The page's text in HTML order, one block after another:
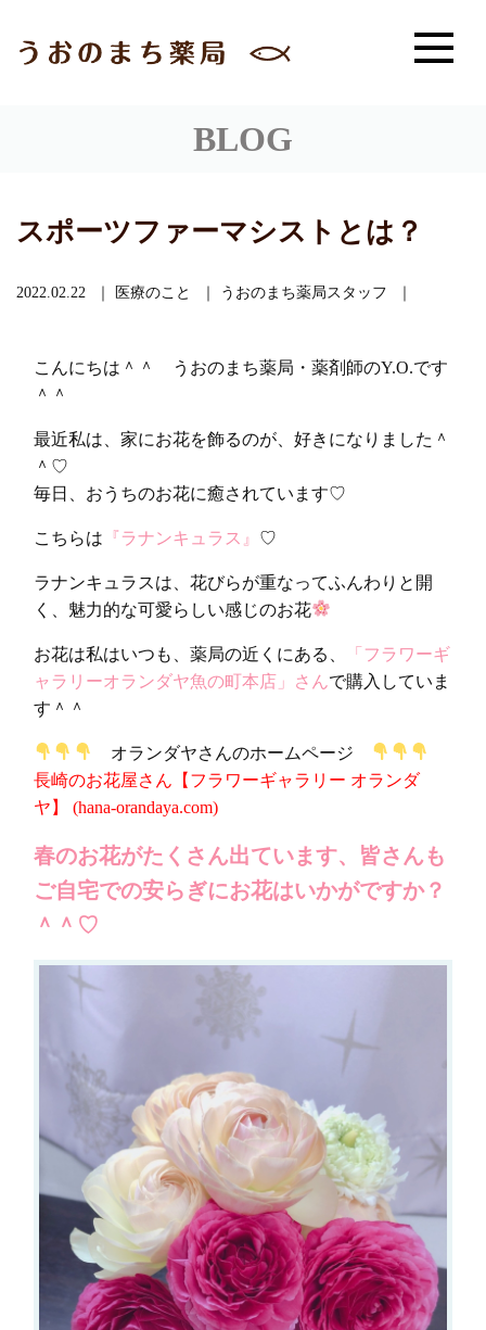
BLOG
スポーツファーマシストとは？
2022.02.22 医療のこと うおのまち薬局スタッフ
こんにちは＾＾ うおのまち薬局・薬剤師のY.O.です
＾＾
最近私は、家にお花を飾るのが、好きになりました＾
＾♡
毎日、おうちのお花に癒されています♡
こちらは 『ラナンキュラス』 ♡
ラナンキュラスは、花びらが重なってふんわりと開
く、魅力的な可愛らしい感じのお花
お花は私はいつも、薬局の近くにある、
「フラワーギ
ャラリーオランダヤ魚の町本店」さんで購入していま
す＾＾
オランダヤさんのホームページ
長崎のお花屋さん【フラワーギャラリー オランダ
ヤ】 (hana-orandaya.com)
春のお花がたくさん出ています、皆さんも
ご自宅での安らぎにお花はいかがですか？
＾＾♡